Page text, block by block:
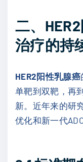
二、 HER2
治疗的持
HER2阳性乳腺癌
单靶到双靶，再
新。近年来的研
优化和新一代